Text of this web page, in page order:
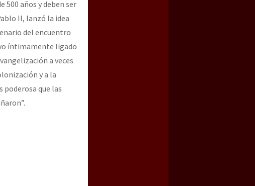
500 años y deben ser
II, lanzó la idea
del encuentro
íntimamente ligado
a veces
y a la
que las